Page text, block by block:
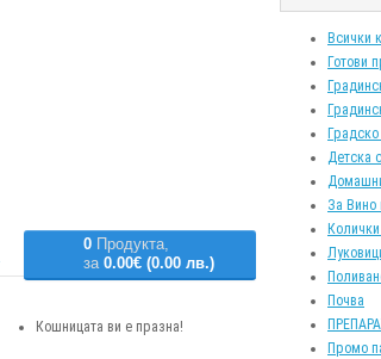
0 Продукта,
за 0.00€ (0.00 лв.)
Кошницата ви е празна!
Всички
Готови
Детска
За Вино
Почва
Промо